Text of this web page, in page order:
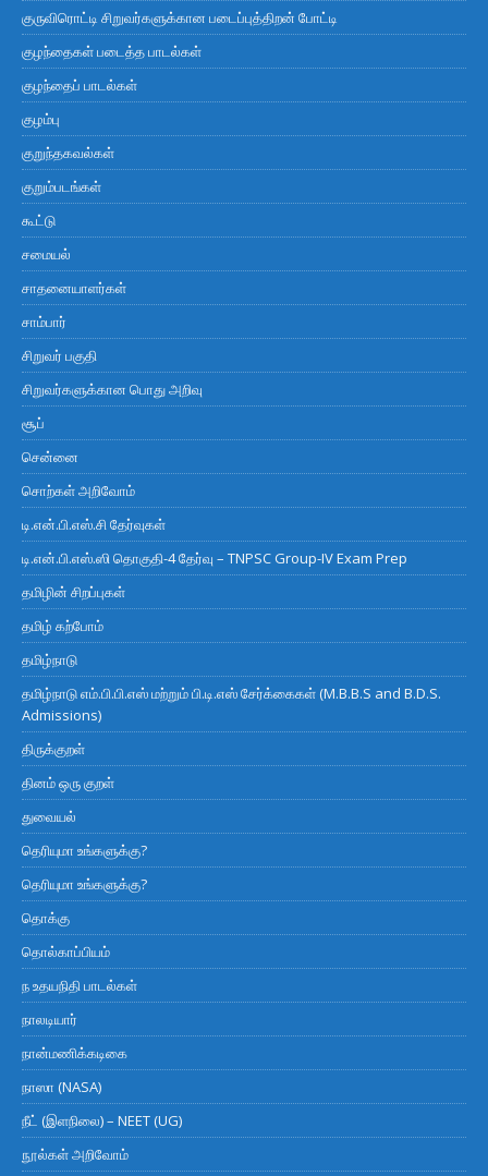
குருவிரொட்டி சிறுவர்களுக்கான படைப்புத்திறன் போட்டி
குழந்தைகள் படைத்த பாடல்கள்
குழந்தைப் பாடல்கள்
குழம்பு
குறுந்தகவல்கள்
குறும்படங்கள்
கூட்டு
சமையல்
சாதனையாளர்கள்
சாம்பார்
சிறுவர் பகுதி
சிறுவர்களுக்கான பொது அறிவு
சூப்
சென்னை
சொற்கள் அறிவோம்
டி.என்.பி.எஸ்.சி தேர்வுகள்
டி.என்.பி.எஸ்.ஸி தொகுதி-4 தேர்வு – TNPSC Group-IV Exam Prep
தமிழின் சிறப்புகள்
தமிழ் கற்போம்
தமிழ்நாடு
தமிழ்நாடு எம்.பி.பி.எஸ் மற்றும் பி.டி.எஸ் சேர்க்கைகள் (M.B.B.S and B.D.S.
Admissions)
திருக்குறள்
தினம் ஒரு குறள்
துவையல்
தெரியுமா உங்களுக்கு?
தெரியுமா உங்களுக்கு?
தொக்கு
தொல்காப்பியம்
ந உதயநிதி பாடல்கள்
நாலடியார்
நான்மணிக்கடிகை
நாஸா (NASA)
நீட் (இளநிலை) – NEET (UG)
நூல்கள் அறிவோம்